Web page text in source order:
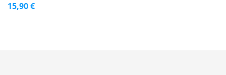
15,90 €